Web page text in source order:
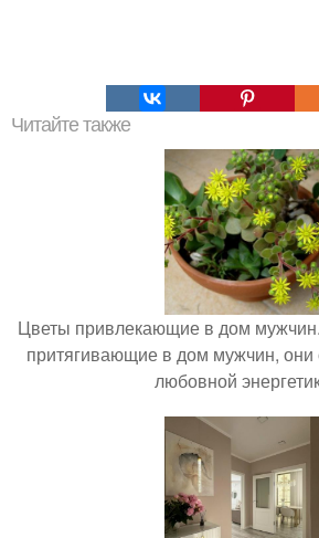
Читайте также
Цветы привлекающие в дом
притягивающие в дом мужчин,
любовной